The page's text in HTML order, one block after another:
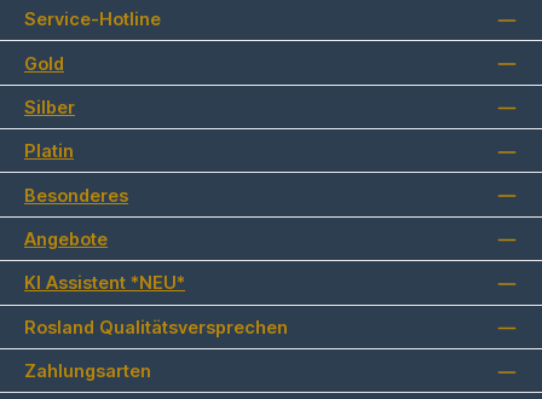
Service-Hotline
Gold
Silber
Platin
Besonderes
Angebote
KI Assistent *NEU*
Rosland Qualitätsversprechen
Zahlungsarten